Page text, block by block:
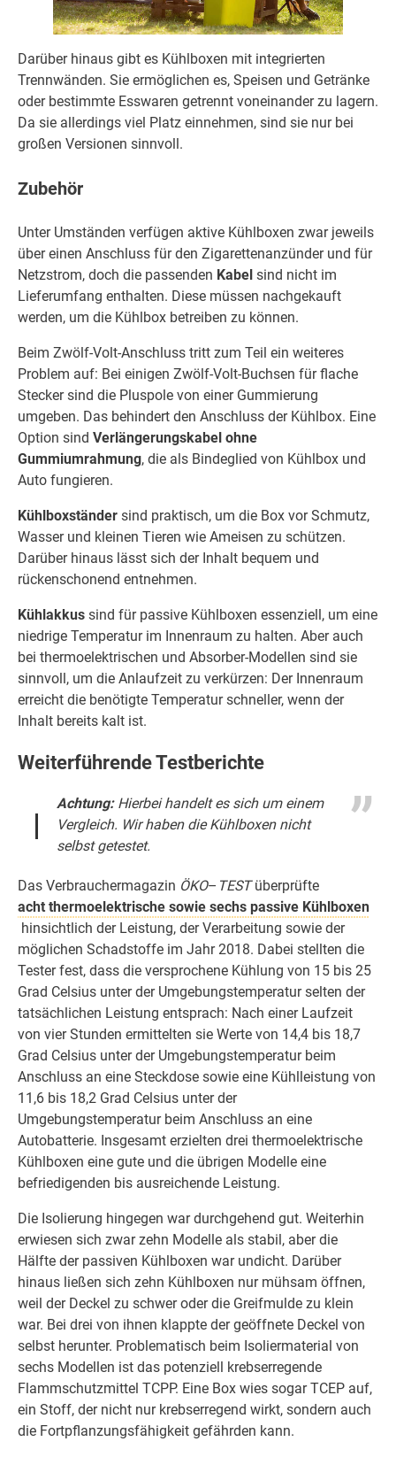
Darüber hinaus gibt es Kühlboxen mit integrierten
Trennwänden. Sie ermöglichen es, Speisen und Getränke
oder bestimmte Esswaren getrennt voneinander zu lagern.
Da sie allerdings viel Platz einnehmen, sind sie nur bei
großen Versionen sinnvoll.
Zubehör
Unter Umständen verfügen aktive Kühlboxen zwar jeweils
über einen Anschluss für den Zigarettenanzünder und für
Netzstrom, doch die passenden Kabel sind nicht im
Lieferumfang enthalten. Diese müssen nachgekauft
werden, um die Kühlbox betreiben zu können.
Beim Zwölf-Volt-Anschluss tritt zum Teil ein weiteres
Problem auf: Bei einigen Zwölf-Volt-Buchsen für flache
Stecker sind die Pluspole von einer Gummierung
umgeben. Das behindert den Anschluss der Kühlbox. Eine
Option sind Verlängerungskabel ohne
Gummiumrahmung, die als Bindeglied von Kühlbox und
Auto fungieren.
Kühlboxständer sind praktisch, um die Box vor Schmutz,
Wasser und kleinen Tieren wie Ameisen zu schützen.
Darüber hinaus lässt sich der Inhalt bequem und
rückenschonend entnehmen.
Kühlakkus sind für passive Kühlboxen essenziell, um eine
niedrige Temperatur im Innenraum zu halten. Aber auch
bei thermoelektrischen und Absorber-Modellen sind sie
sinnvoll, um die Anlaufzeit zu verkürzen: Der Innenraum
erreicht die benötigte Temperatur schneller, wenn der
Inhalt bereits kalt ist.
Weiterführende Testberichte
Achtung:Hierbei handelt es sich um einem
Vergleich. Wir haben die Kühlboxen nicht
selbst getestet.
Das Verbrauchermagazin ÖKO– TESTüberprüfte
acht thermoelektrische sowie sechs passive Kühlboxen
hinsichtlich der Leistung, der Verarbeitung sowie der
möglichen Schadstoffe im Jahr 2018. Dabei stellten die
Tester fest, dass die versprochene Kühlung von 15 bis 25
Grad Celsius unter der Umgebungstemperatur selten der
tatsächlichen Leistung entsprach: Nach einer Laufzeit
von vier Stunden ermittelten sie Werte von 14,4 bis 18,7
Grad Celsius unter der Umgebungstemperatur beim
Anschluss an eine Steckdose sowie eine Kühlleistung von
11,6 bis 18,2 Grad Celsius unter der
Umgebungstemperatur beim Anschluss an eine
Autobatterie. Insgesamt erzielten drei thermoelektrische
Kühlboxen eine gute und die übrigen Modelle eine
befriedigenden bis ausreichende Leistung.
Die Isolierung hingegen war durchgehend gut. Weiterhin
erwiesen sich zwar zehn Modelle als stabil, aber die
Hälfte der passiven Kühlboxen war undicht. Darüber
hinaus ließen sich zehn Kühlboxen nur mühsam öffnen,
weil der Deckel zu schwer oder die Greifmulde zu klein
war. Bei drei von ihnen klappte der geöffnete Deckel von
selbst herunter. Problematisch beim Isoliermaterial von
sechs Modellen ist das potenziell krebserregende
Flammschutzmittel TCPP. Eine Box wies sogar TCEP auf,
ein Stoff, der nicht nur krebserregend wirkt, sondern auch
die Fortpflanzungsfähigkeit gefährden kann.